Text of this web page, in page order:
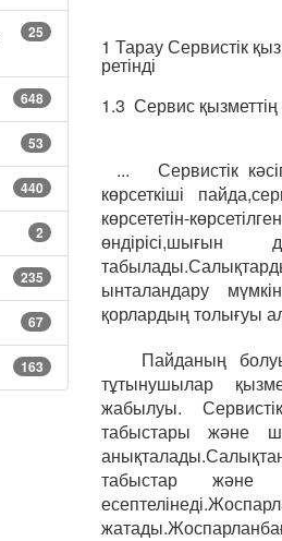
25
648
53
440
2
235
67
163
1 Тарау Сервистік
ретінді
1.3 Сервис қызметтің
... Сервистік
көрсеткіші
көрсететін-
өндірісі,шығын
ынталандару
қорлардың толығуы
Пайданың
тұтынушылар
жабылуы.
табыстары және
табыстар